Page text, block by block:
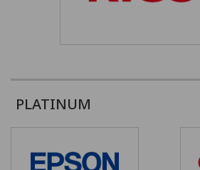
PLATINUM